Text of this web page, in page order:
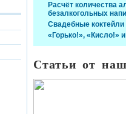
Расчёт количества
безалкогольных
Свадебные коктейли
«Горько!», «Кисло!»
Статьи от